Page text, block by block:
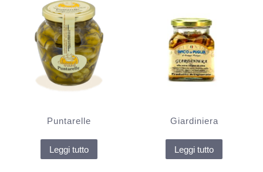
Puntarelle
Leggi tutto
Giardiniera
Leggi tutto